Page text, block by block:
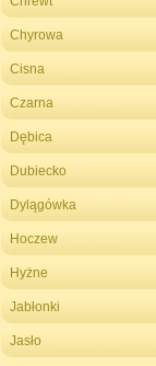
Chyrowa
Cisna
Czarna
Dębica
Dubiecko
Dylągówka
Hoczew
Hyżne
Jabłonki
Jasło